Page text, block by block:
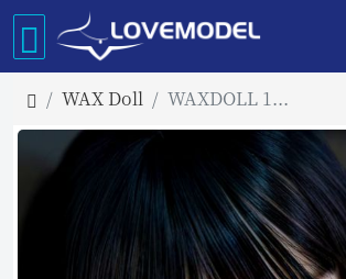
WAX Doll WAXDOLL 142cm AAカップ GD09 フルシリコン製 リアルラブドール